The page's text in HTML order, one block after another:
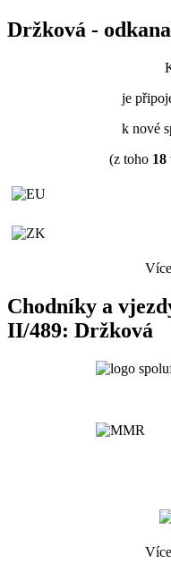
Držková -
je
k nové
(z toho 18
Chodníky a
II/489: Držková